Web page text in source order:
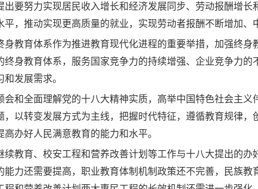
要努力实现居民收入增长和经济发展同步、劳动报酬增
，推动实现更高质量的就业，实现劳动者报酬不断增加、
教育体系作为推进教育现代化进程的重要举措，加强终
身教育体系，服务国家竞争力的持续增强、企业竞争力
发展需求。
和全面理解党的十八大精神实质，高举中国特色社会主
以转变发展方式为主线，把握时代特征，遵循教育规律
办好人民满意教育的能力和水平。
教育、校安工程和营养改善计划等工作与十八大提出的
力还需要提高，职业教育体制机制政策还不完善，民族